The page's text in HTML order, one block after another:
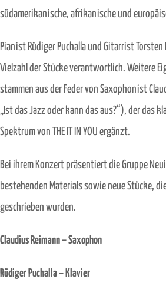
südamerikanische, afrikanische und
Pianist Rüdiger Puchalla und Gitarrist
Vielzahl der Stücke verantwortlich. Weitere
stammen aus der Feder von Saxophonist
„Ist das Jazz oder kann das aus?“), der das
Spektrum von THE IT IN YOU ergänzt.
Bei ihrem Konzert präsentiert die Gruppe
bestehenden Materials sowie neue Stücke,
geschrieben wurden.
Claudius Reimann – Saxophon
Rüdiger Puchalla – Klavier